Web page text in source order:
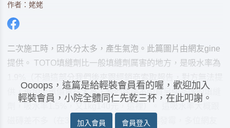
作者：姥姥
二次施工時，因水分太多，產生氣泡。此篇圖片由網友gine
提供。 TOTO填縫劑比一般填縫劑厲害的地方，是吸水率為
供，再加上單價實在太高，我們建議不如買另個品牌的填縫
磁磚差不多（在3％以下），不吸水就不易發霉，多位網友
Oooops，這篇是給輕裝會員看的喔，歡迎加入
輕裝會員，小院全體同仁先乾三杯，在此叩謝。
加入會員 會員登入